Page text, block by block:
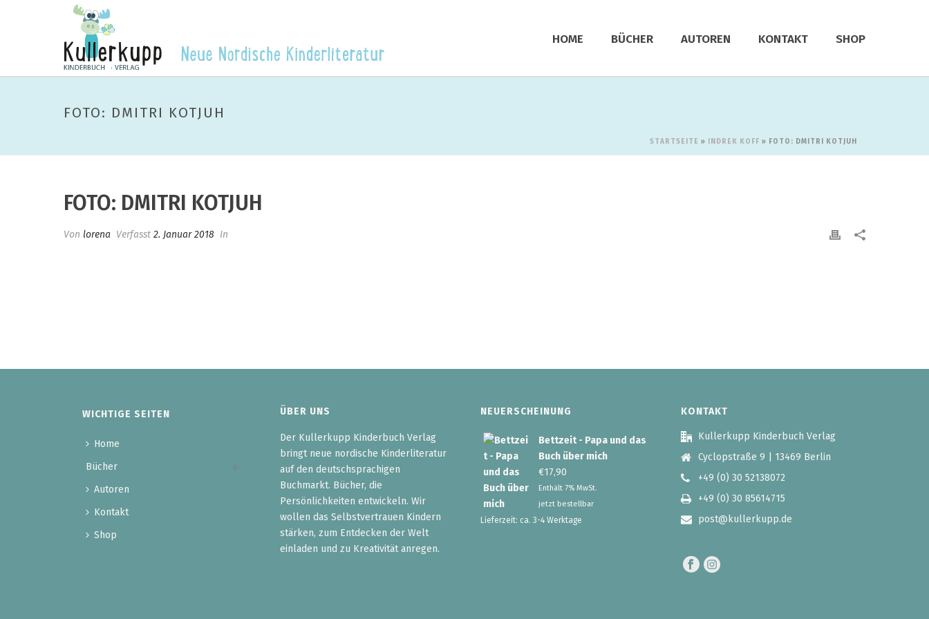
HOME BÜCHER AUTOREN KONTAKT SHOP
FOTO: DMITRI KOTJUH
STARTSEITE » INDREK KOFF » FOTO: DMITRI KOTJUH
FOTO: DMITRI KOTJUH
Von lorena Verfasst 2. Januar 2018 In
WICHTIGE SEITEN
Home
Bücher
Autoren
Kontakt
Shop
ÜBER UNS
Der Kullerkupp Kinderbuch Verlag
bringt neue nordische Kinderliteratur
auf den deutschsprachigen
Buchmarkt. Bücher, die
Persönlichkeiten entwickeln. Wir
wollen das Selbstvertrauen Kindern
stärken, zum Entdecken der Welt
einladen und zu Kreativität anregen.
NEUERSCHEINUNG
Bettzeit - Papa und das
Buch über mich
€17,90
Enthält 7% MwSt.
jetzt bestellbar
Lieferzeit: ca. 3-4 Werktage
KONTAKT
Kullerkupp Kinderbuch Verlag
Cyclopstraße 9 | 13469 Berlin
+49 (0) 30 52138072
+49 (0) 30 85614715
post@kullerkupp.de